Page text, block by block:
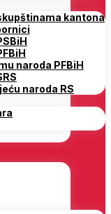
kantona
naroda PFBiH
naroda RS